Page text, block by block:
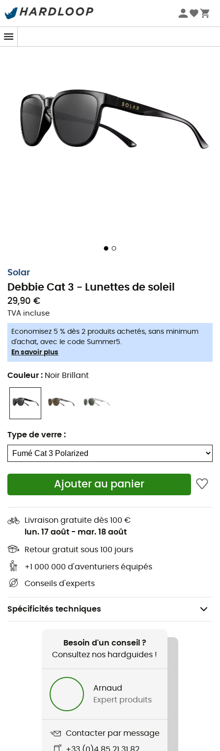
Promos d'été 🔥 -5 % EXTRA dès 2 produits* code Summer5
-5% Extra - Code Summer5
Solar
Debbie Cat 3 - Lunettes de soleil
29,90 €
TVA incluse
Economisez 5 % dès 2 produits achetés, sans minimum
d'achat, avec le code Summer5.
En savoir plus
Couleur : Noir Brillant
Type de verre :
Ajouter au panier
Livraison gratuite dès 100 €
lun. 17 août - mar. 18 août
Retour gratuit sous 100 jours
+1 000 000 d'aventuriers équipés
Conseils d'experts
Spécificités techniques
Randonnée / Lifestyle
Homme / Femme
Nom du produit
Équipement de protection individuelle
Besoin d'un conseil ?
Consultez nos hardguides !
Arnaud
Expert produits
Contacter par message